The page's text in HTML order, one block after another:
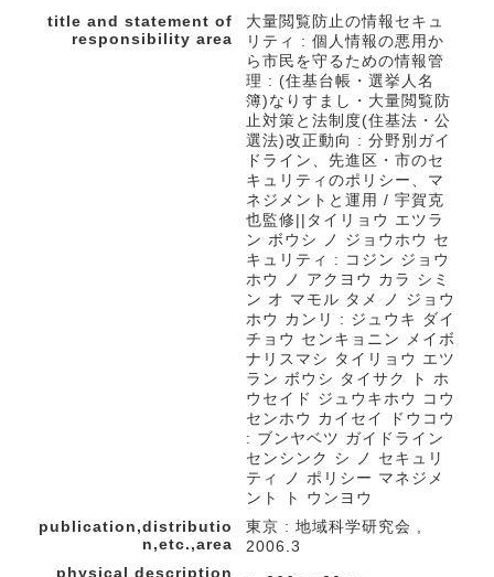
title and statement of
responsibility area
大量閲覧防止の情報セキュ
リティ : 個人情報の悪用か
ら市民を守るための情報管
理 : (住基台帳・選挙人名
簿)なりすまし・大量閲覧防
止対策と法制度(住基法・公
選法)改正動向 : 分野別ガイ
ドライン、先進区・市のセ
キュリティのポリシー、マ
ネジメントと運用 / 宇賀克
也監修||タイリョウ エツラ
ン ボウシ ノ ジョウホウ セ
キュリティ : コジン ジョウ
ホウ ノ アクヨウ カラ シミ
ン オ マモル タメ ノ ジョウ
ホウ カンリ : ジュウキ ダイ
チョウ センキョニン メイボ
ナリスマシ タイリョウ エツ
ラン ボウシ タイサク ト ホ
ウセイド ジュウキホウ コウ
センホウ カイセイ ドウコウ
: ブンヤベツ ガイドライン
センシンク シ ノ セキュリ
ティ ノ ポリシー マネジメ
ント ト ウンヨウ
publication,distributio
n,etc.,area
東京 : 地域科学研究会 ,
2006.3
physical description